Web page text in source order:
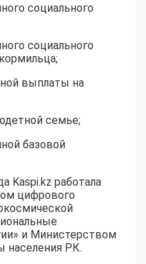
социального
социального
выплаты на
семье;
базовой
Kaspi.kz работала
цифрового
и Министерством
населения РК.